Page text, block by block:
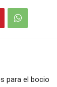
para el bocio